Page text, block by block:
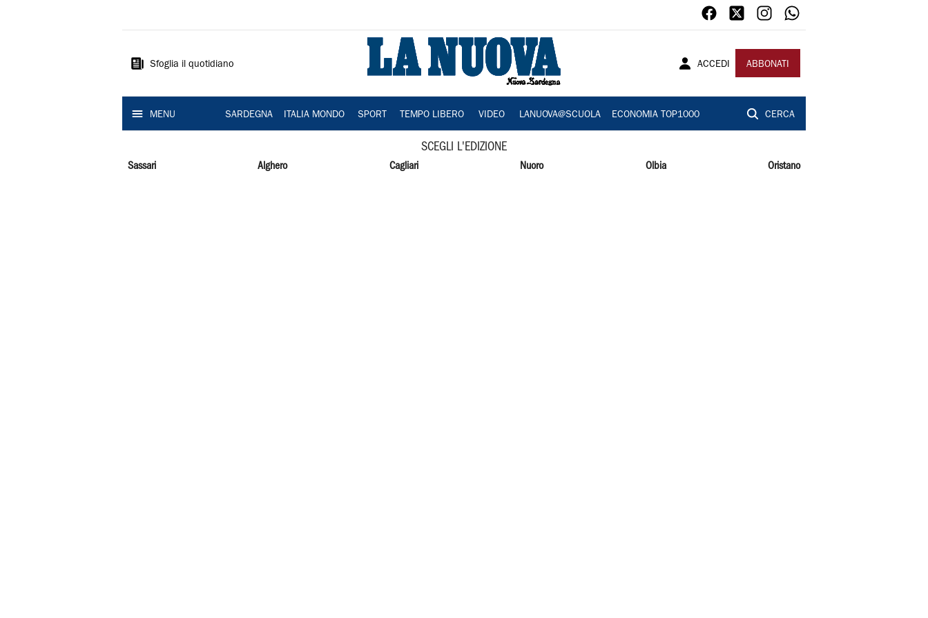
Sardegna
Sfoglia il quotidiano ACCEDI ABBONATI
MENU SARDEGNA ITALIA MONDO SPORT TEMPO LIBERO VIDEO LANUOVA@SCUOLA ECONOMIA TOP1000 CERCA
SCEGLI L'EDIZIONE
Sassari Alghero Cagliari Nuoro Olbia Oristano